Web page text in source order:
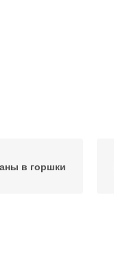
в горшки